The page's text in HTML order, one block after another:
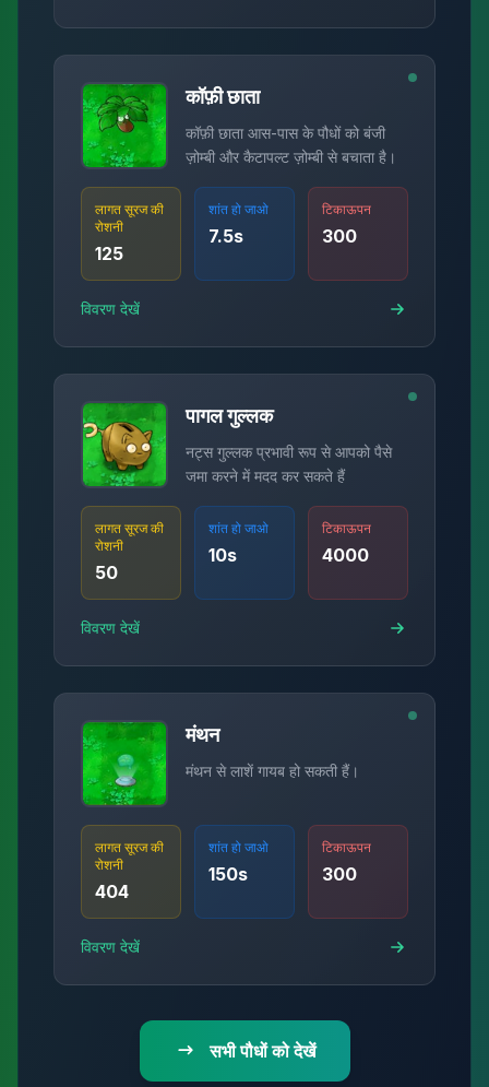
कॉफ़ी छाता
कॉफ़ी छाता आस-पास के पौधों को बंजी
ज़ोम्बी और कैटापल्ट ज़ोम्बी से बचाता है।
लागत सूरज की
रोशनी
125
शांत हो जाओ
7.5s
टिकाऊपन
300
विवरण देखें
पागल गुल्लक
नट्स गुल्लक प्रभावी रूप से आपको पैसे
जमा करने में मदद कर सकते हैं
लागत सूरज की
रोशनी
50
शांत हो जाओ
10s
टिकाऊपन
4000
विवरण देखें
मंथन
मंथन से लाशें गायब हो सकती हैं।
लागत सूरज की
रोशनी
404
शांत हो जाओ
150s
टिकाऊपन
300
विवरण देखें
सभी पौधों को देखें